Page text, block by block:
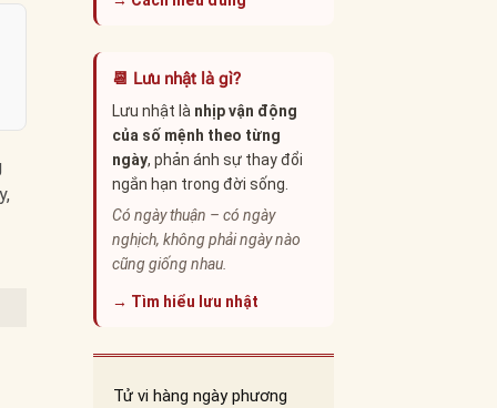
📆 Lưu nhật là gì?
Lưu nhật là nhịp vận động
của số mệnh theo từng
ngày, phản ánh sự thay đổi
ngắn hạn trong đời sống.
Có ngày thuận – có ngày
nghịch, không phải ngày nào
cũng giống nhau.
→ Tìm hiểu lưu nhật
Tử vi hàng ngày phương